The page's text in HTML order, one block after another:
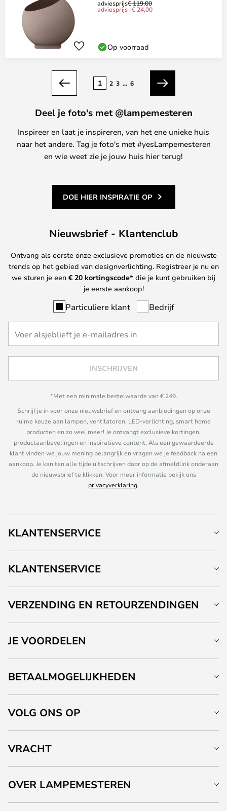
adviesprijs€ 119,00
adviesprijs -€ 24,00
Op voorraad
Vorige
1 2 3 ... 6
Volgende
Deel je foto's met @lampemesteren
Inspireer en laat je inspireren, van het ene unieke huis
naar het andere. Tag je foto's met #yesLampemesteren
en wie weet zie je jouw huis hier terug!
DOE HIER INSPIRATIE OP
Nieuwsbrief - Klantenclub
Ontvang als eerste onze exclusieve promoties en de nieuwste
trends op het gebied van designverlichting. Registreer je nu en
we sturen je een € 20 kortingscode* die je kunt gebruiken bij
je eerste aankoop!
Particuliere klant Bedrijf
INSCHRIJVEN
*Met een minimale bestelwaarde van € 249.
Schrijf je in voor onze nieuwsbrief en ontvang aanbiedingen op onze
ruime keuze aan lampen, ventilatoren, LED-verlichting, smart home
producten en zo veel meer! Je ontvangt exclusieve kortingen,
productaanbevelingen en inspiratieve content. Als een gewaardeerde
klant vinden we jouw mening belangrijk en vragen we je feedback na een
aankoop. Je kan ten alle tijde uitschrijven door op de afmeldlink onderaan
de nieuwsbrief te klikken. Voor meer informatie bekijk ons
privacyverklaring.
KLANTENSERVICE
KLANTENSERVICE
VERZENDING EN RETOURZENDINGEN
JE VOORDELEN
BETAALMOGELIJKHEDEN
VOLG ONS OP
VRACHT
OVER LAMPEMESTEREN